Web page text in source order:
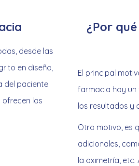
desde las
en diseño,
del paciente.
las
¿Por
El principal
farmacia hay un
los resultados y
Otro motivo, es
adicionales,
la oximetría,